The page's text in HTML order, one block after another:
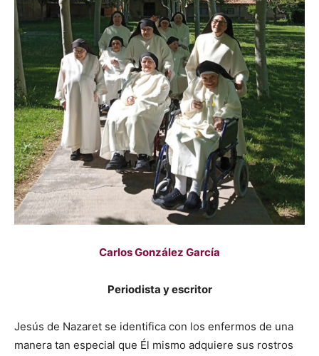
Carlos González García
Periodista y escritor
Jesús de Nazaret se identifica con los enfermos de una
manera tan especial que Él mismo adquiere sus rostros